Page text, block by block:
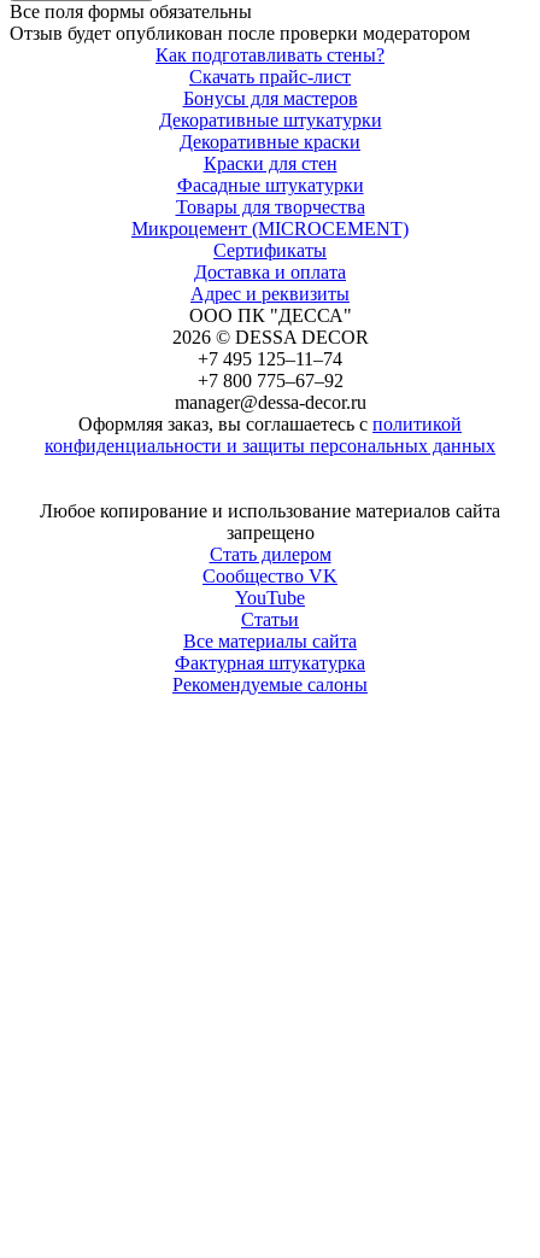
Все поля формы обязательны
Отзыв будет опубликован после проверки модератором
Как подготавливать стены?
Скачать прайс-лист
Бонусы для мастеров
Декоративные штукатурки
Декоративные краски
Краски для стен
Фасадные штукатурки
Товары для творчества
Микроцемент (MICROCEMENT)
Сертификаты
Доставка и оплата
Адрес и реквизиты
ООО ПК "ДЕССА"
2026 © DESSA DECOR
+7 495 125–11–74
+7 800 775–67–92
manager@dessa-decor.ru
Оформляя заказ, вы соглашаетесь с политикой
конфиденциальности и защиты персональных данных
Любое копирование и использование материалов сайта
запрещено
Стать дилером
Сообщество VK
YouTube
Статьи
Все материалы сайта
Фактурная штукатурка
Рекомендуемые салоны